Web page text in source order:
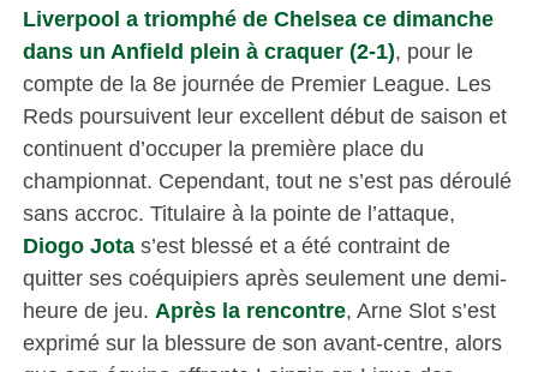
Liverpool a triomphé de Chelsea ce dimanche
dans un Anfield plein à craquer (2-1), pour le
compte de la 8e journée de Premier League. Les
Reds poursuivent leur excellent début de saison et
continuent d’occuper la première place du
championnat. Cependant, tout ne s’est pas déroulé
sans accroc. Titulaire à la pointe de l’attaque,
Diogo Jotas’est blessé et a été contraint de
quitter ses coéquipiers après seulement une demi-
heure de jeu. Après la rencontre, Arne Slot s’est
exprimé sur la blessure de son avant-centre, alors